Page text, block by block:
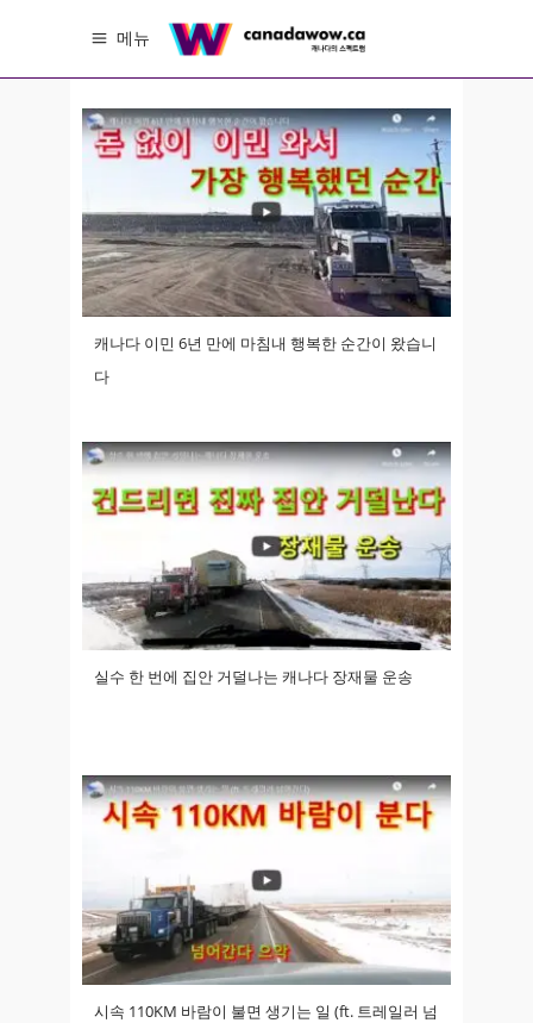
메뉴
캐나다 이민 6년 만에 마침내 행복한 순간이 왔습니
다
실수 한 번에 집안 거덜나는 캐나다 장재물 운송
시속 110KM 바람이 불면 생기는 일 (ft. 트레일러 넘